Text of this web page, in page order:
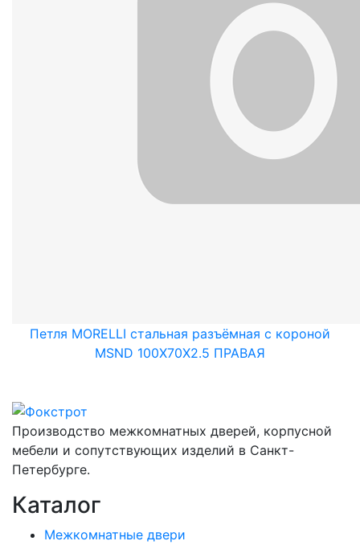
Петля MORELLI стальная разъёмная с короной
MSND 100X70X2.5 ПРАВАЯ
Производство межкомнатных дверей, корпусной
мебели и сопутствующих изделий в Санкт-
Петербурге.
Каталог
Межкомнатные двери